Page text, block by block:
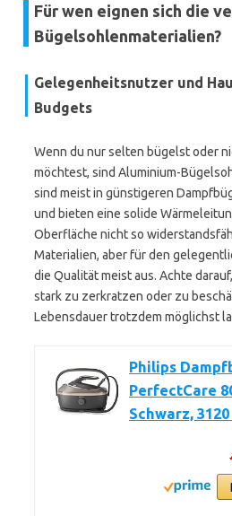
Für wen eignen sich die
Bügelsohlenmaterialien?
Gelegenheitsnutzer und
Budgets
Wenn du nur selten bügelst oder
möchtest, sind Aluminium-
sind meist in günstigeren
und bieten eine solide
Oberfläche nicht so
Materialien, aber für den
die Qualität meist aus. Achte
stark zu zerkratzen oder zu
Lebensdauer trotzdem möglichst
Philips
PerfectCare
Schwarz, 3120